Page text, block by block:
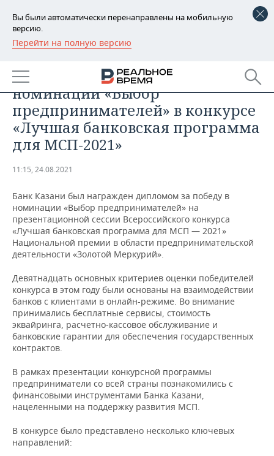
Вы были автоматически перенаправлены на мобильную
версию.
Перейти на полную версию
РЕГИОНЫ
БАШКОРТОСТАН
ТАТАРСТАН
УДМУРТИЯ
НОВОСТИ
АНАЛИТИКА
НОВОСТИ АНАЛИТИКИ
ДЕКЛАРАЦИИ О ДОХОДАХ
ВУЗЫ ТАТАРСТАНА
КОМУ ПРИНАДЛЕЖАТ
ТОРГОВЫЕ ЦЕНТРЫ
ТАТАРСТАНА
ЭКОНОМИКА
НОВОСТИ ЭКОНОМИКИ
БАНКИ
БЮДЖЕТ
ПРОМЫШЛЕННОСТИ
АГРОПРОМ
МАШИНОСТРОЕНИЕ
НЕФТЕХИМИЯ
НЕФТЬ
ОПК
НОВОСТИ НЕДВИЖИМОСТИ
АВТО
НОВОСТИ АВТО
БИЗНЕС
РОЗНИЧНАЯ ТОРГОВЛЯ
ТРАНСПОРТ
УСЛУГИ
НОВОСТИ ТЕХНОЛОГИЙ
IT
МЕДИА
ТЕЛЕКОММУНИКАЦИИ
МЕРОПРИЯТИЯ
НОВОСТИ МЕРОПРИЯТИЙ
ВЫЕЗДНАЯ РЕДАКЦИЯ
БИЗНЕС-БРАНЧИ
ONLINE-КОНФЕРЕНЦИИ
ОТКРЫТАЯ ЛЕКЦИЯ
СПОРТ
НОВОСТИ СПОРТА
ФУТБОЛ
ХОККЕЙ
БАСКЕТБОЛ
ОБЩЕСТВО
НОВОСТИ ОБЩЕСТВА
ВЛАСТЬ
ИНФРАСТРУКТУРА
ФОТОГАЛЕРЕЯ
СЮЖЕТЫ
СПРАВОЧНИК
Банк Казани стал победителем в
номинации «Выбор
предпринимателей» в конкурсе
«Лучшая банковская программа
для МСП-2021»
11:15, 24.08.2021
Банк Казани был награжден дипломом за победу в
номинации «Выбор предпринимателей» на
презентационной сессии Всероссийского конкурса
«Лучшая банковская программа для МСП — 2021»
Национальной премии в области предпринимательской
деятельности «Золотой Меркурий».
Девятнадцать основных критериев оценки победителей
конкурса в этом году были основаны на взаимодействии
банков с клиентами в онлайн-режиме. Во внимание
принимались бесплатные сервисы, стоимость
эквайринга, расчетно-кассовое обслуживание и
банковские гарантии для обеспечения государственных
контрактов.
В рамках презентации конкурсной программы
предприниматели со всей страны познакомились с
финансовыми инструментами Банка Казани,
нацеленными на поддержку развития МСП.
В конкурсе было представлено несколько ключевых
направлений: